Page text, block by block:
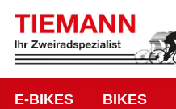
E-BIKES BIKES